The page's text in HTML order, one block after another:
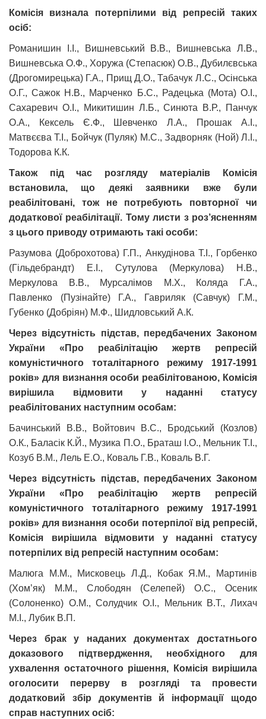
Комісія визнала потерпілими від репресій таких
осіб:
Романишин І.І., Вишневський В.В., Вишневська Л.В.,
Вишневська О.Ф., Хоружа (Степасюк) О.В., Дубилєвська
(Дрогомирецька) Г.А., Прищ Д.О., Табачук Л.С., Осінська
О.Г., Сажок Н.В., Марченко Б.С., Радецька (Мота) О.І.,
Сахаревич О.І., Микитишин Л.Б., Синюта В.Р., Панчук
О.А., Кексель Є.Ф., Шевченко Л.А., Прошак А.І.,
Матвєєва Т.І., Бойчук (Пуляк) М.С., Задворняк (Ной) Л.І.,
Тодорова К.К.
Також під час розгляду матеріалів Комісія
встановила, що деякі заявники вже були
реабілітовані, тож не потребують повторної чи
додаткової реабілітації. Тому листи з роз’ясненням
з цього приводу отримають такі особи:
Разумова (Доброхотова) Г.П., Анкудінова Т.І., Горбенко
(Гільдебрандт) Е.І., Сутулова (Меркулова) Н.В.,
Меркулова В.В., Мурсалімов М.Х., Коляда Г.А.,
Павленко (Пузінайте) Г.А., Гавриляк (Савчук) Г.М.,
Губенко (Добріян) М.Ф., Шидловський А.К.
Через відсутність підстав, передбачених Законом
України «Про реабілітацію жертв репресій
комуністичного тоталітарного режиму 1917-1991
років» для визнання особи реабілітованою, Комісія
вирішила відмовити у наданні статусу
реабілітованих наступним особам:
Бачинський В.В., Войтович В.С., Бродський (Козлов)
О.К., Баласік К.Й., Музика П.О., Браташ І.О., Мельник Т.І.,
Козуб В.М., Лель Е.О., Коваль Г.В., Коваль В.Г.
Через відсутність підстав, передбачених Законом
України «Про реабілітацію жертв репресій
комуністичного тоталітарного режиму 1917-1991
років» для визнання особи потерпілої від репресій,
Комісія вирішила відмовити у наданні статусу
потерпілих від репресій наступним особам:
Малюга М.М., Мисковець Л.Д., Кобак Я.М., Мартинів
(Хом’як) М.М., Слободян (Селепей) О.С., Осеник
(Солоненко) О.М., Солудчик О.І., Мельник В.Т., Лихач
М.І., Лубик В.П.
Через брак у наданих документах достатнього
доказового підтвердження, необхідного для
ухвалення остаточного рішення, Комісія вирішила
оголосити перерву в розгляді та провести
додатковий збір документів й інформації щодо
справ наступних осіб: